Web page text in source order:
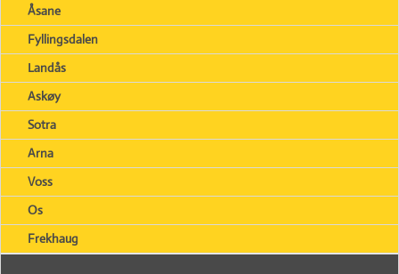
Åsane
Fyllingsdalen
Landås
Askøy
Sotra
Arna
Voss
Os
Frekhaug